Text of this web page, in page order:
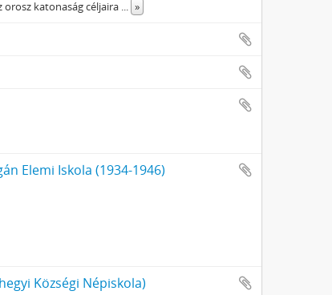
katonaság céljaira ... »
Elemi Iskola (1934-1946)
Községi Népiskola)